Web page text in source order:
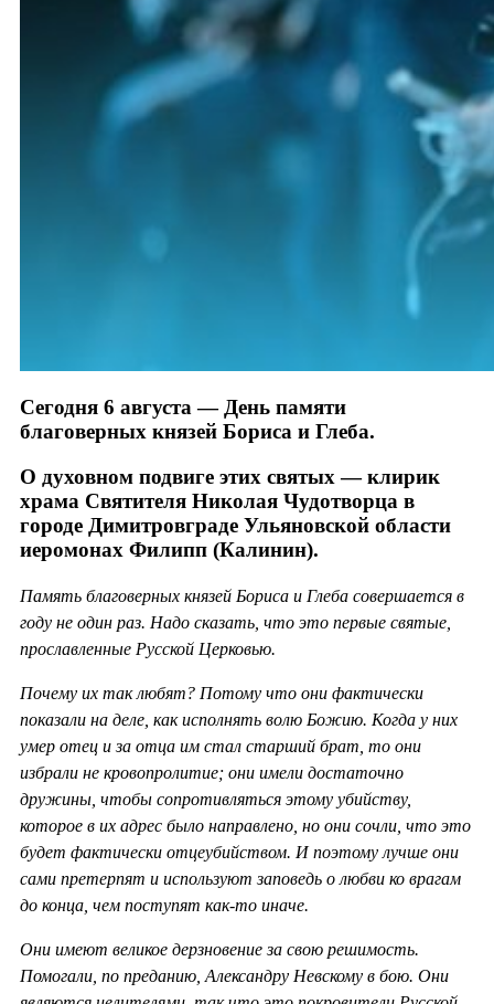
Сегодня 6 августа — День памяти
благоверных князей Бориса и Глеба.
О духовном подвиге этих святых — клирик
храма Святителя Николая Чудотворца в
городе Димитровграде Ульяновской области
иеромонах Филипп (Калинин).
Память благоверных князей Бориса и Глеба совершается в
году не один раз. Надо сказать, что это первые святые,
прославленные Русской Церковью.
Почему их так любят? Потому что они фактически
показали на деле, как исполнять волю Божию. Когда у них
умер отец и за отца им стал старший брат, то они
избрали не кровопролитие; они имели достаточно
дружины, чтобы сопротивляться этому убийству,
которое в их адрес было направлено, но они сочли, что это
будет фактически отцеубийством. И поэтому лучше они
сами претерпят и используют заповедь о любви ко врагам
до конца, чем поступят как-то иначе.
Они имеют великое дерзновение за свою решимость.
Помогали, по преданию, Александру Невскому в бою. Они